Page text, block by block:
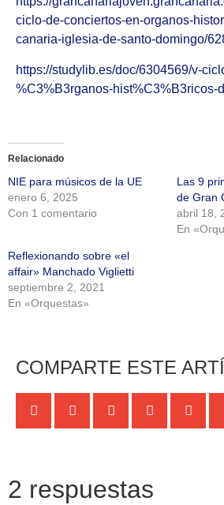
ciclo-de-conciertos-en-organos-
canaria-iglesia-de-santo-domingo/
https://studylib.es/doc/6304569/v-
%C3%B3rganos-hist%C3%B3ricos-
Relacionado
NIE para músicos de la UE
enero 6, 2025
Con 1 comentario
Las 9
de Gran
abril 18,
En
Reflexionando sobre «el
affair» Manchado Viglietti
septiembre 2, 2021
En «Orquestas»
COMPARTE ESTE
2 respuestas